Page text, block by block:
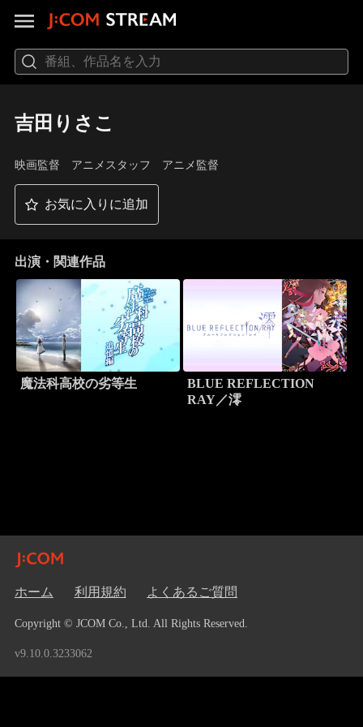
吉田りさこ
映画監督 アニメスタッフ アニメ監督
お気に入りに追加
出演・関連作品
魔法科高校の劣等生
BLUE REFLECTION
RAY／澪
ホーム 利用規約 よくあるご質問
Copyright © JCOM Co., Ltd. All Rights Reserved.
v9.10.0.3233062